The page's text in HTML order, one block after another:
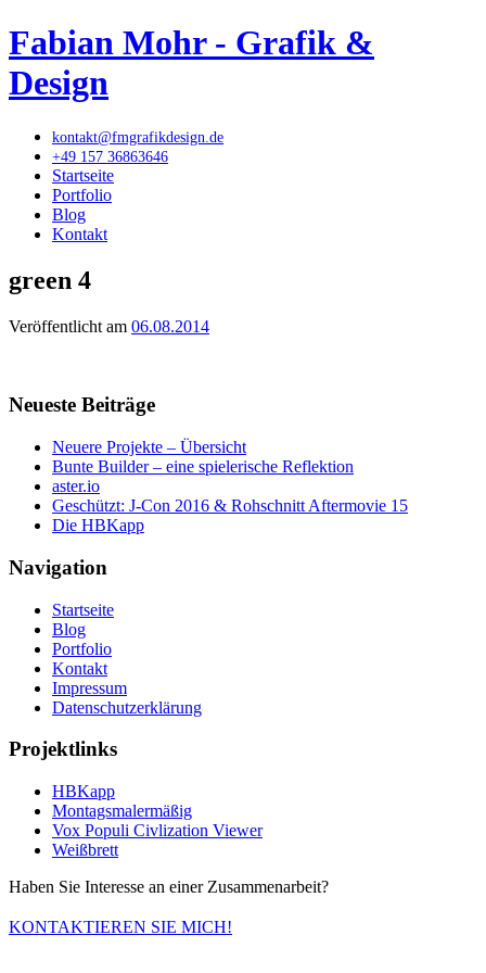
Fabian Mohr - Grafik &
Design
kontakt@fmgrafikdesign.de
+49 157 36863646
Startseite
Portfolio
Blog
Kontakt
green 4
Veröffentlicht am 06.08.2014
Neueste Beiträge
Neuere Projekte – Übersicht
Bunte Builder – eine spielerische Reflektion
aster.io
Geschützt: J-Con 2016 & Rohschnitt Aftermovie 15
Die HBKapp
Navigation
Startseite
Blog
Portfolio
Kontakt
Impressum
Datenschutzerklärung
Projektlinks
HBKapp
Montagsmalermäßig
Vox Populi Civlization Viewer
Weißbrett
Haben Sie Interesse an einer Zusammenarbeit?
KONTAKTIEREN SIE MICH!